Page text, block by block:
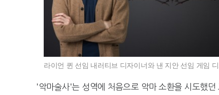
라이언 퀸 선임 내러티브 디자이너와 낸 지안 선임 게임
'악마술사'는 성역에 처음으로 악마 소환을 시도했